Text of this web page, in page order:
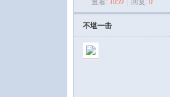
查看: 1059 回复: 0
不堪一击